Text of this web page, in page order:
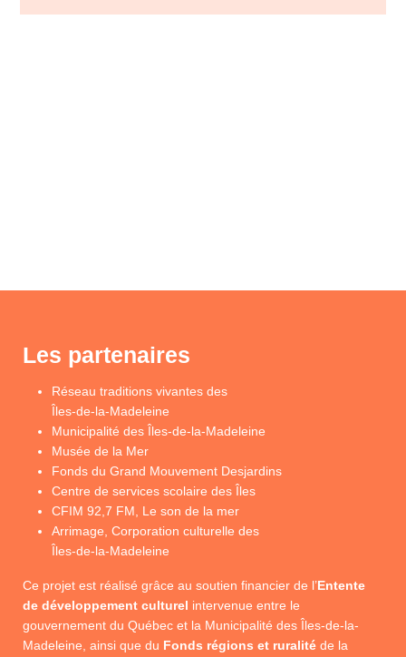
Les partenaires
Réseau traditions vivantes des
Îles-de-la-Madeleine
Municipalité des Îles-de-la-Madeleine
Musée de la Mer
Fonds du Grand Mouvement Desjardins
Centre de services scolaire des Îles
CFIM 92,7 FM, Le son de la mer
Arrimage, Corporation culturelle des
Îles-de-la-Madeleine
Ce projet est réalisé grâce au soutien financier de l’Entente
de développement culturel intervenue entre le
gouvernement du Québec et la Municipalité des Îles-de-la-
Madeleine, ainsi que du Fonds régions et ruralité de la